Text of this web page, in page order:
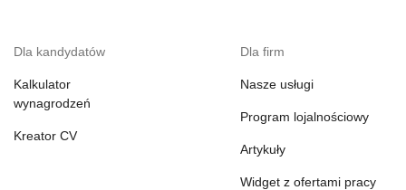
Dla kandydatów
Kalkulator
wynagrodzeń
Kreator CV
Dla firm
Nasze usługi
Program lojalnościowy
Artykuły
Widget z ofertami pracy